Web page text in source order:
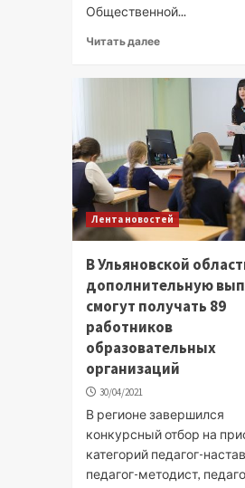
Общественной...
Читать далее
Лента новостей
В Ульяновской
дополнительную
смогут получать 89
работников
образовательных
организаций
30/04/2021
В регионе завершился
конкурсный отбор на
категорий педагог-
педагог-методист,